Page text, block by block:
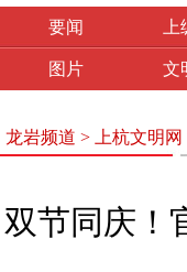
要闻
图片 文
龙岩频道 > 上杭文明网
双节同庆！